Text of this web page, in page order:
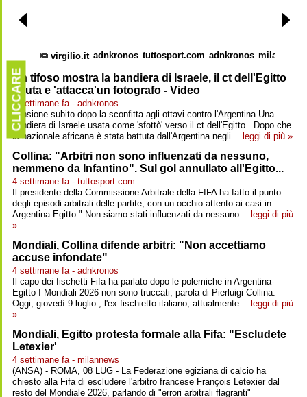
virgilio.it adnkronos tuttosport.com adnkronos milannews
Un tifoso mostra la bandiera di Israele, il ct dell'Egitto
sputa e 'attacca'un fotografo - Video
4 settimane fa - adnkronos
Tensione subito dopo la sconfitta agli ottavi contro l'Argentina Una
bandiera di Israele usata come 'sfottò' verso il ct dell'Egitto . Dopo che
la nazionale africana è stata battuta dall'Argentina negli... leggi di più »
Collina: "Arbitri non sono influenzati da nessuno,
nemmeno da Infantino". Sul gol annullato all'Egitto...
4 settimane fa - tuttosport.com
Il presidente della Commissione Arbitrale della FIFA ha fatto il punto
degli episodi arbitrali delle partite, con un occhio attento ai casi in
Argentina-Egitto " Non siamo stati influenzati da nessuno... leggi di più
»
Mondiali, Collina difende arbitri: "Non accettiamo
accuse infondate"
4 settimane fa - adnkronos
Il capo dei fischetti Fifa ha parlato dopo le polemiche in Argentina-
Egitto I Mondiali 2026 non sono truccati, parola di Pierluigi Collina.
Oggi, giovedì 9 luglio , l'ex fischietto italiano, attualmente... leggi di più
»
Mondiali, Egitto protesta formale alla Fifa: "Escludete
Letexier'
4 settimane fa - milannews
(ANSA) - ROMA, 08 LUG - La Federazione egiziana di calcio ha
chiesto alla Fifa di escludere l'arbitro francese François Letexier dal
resto del Mondiale 2026, parlando di "errori arbitrali flagranti"
CLICCARE